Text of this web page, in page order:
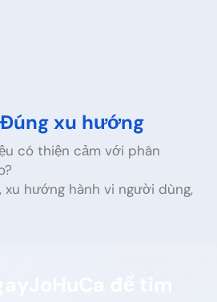
xu hướng
có thiện cảm với phân
hướng hành vi người dùng,
để tìm